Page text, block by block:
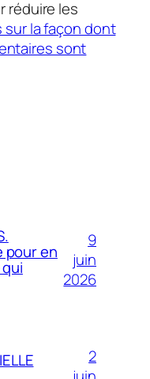
réduire les
sur la façon dont
sont
pour en
9
juin
2026
2